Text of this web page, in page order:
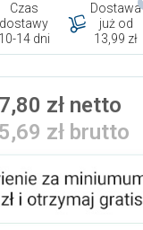
Czas
dostawy
10-14 dni
Dostawa
już od
13,99 zł
zł netto
zł brutto